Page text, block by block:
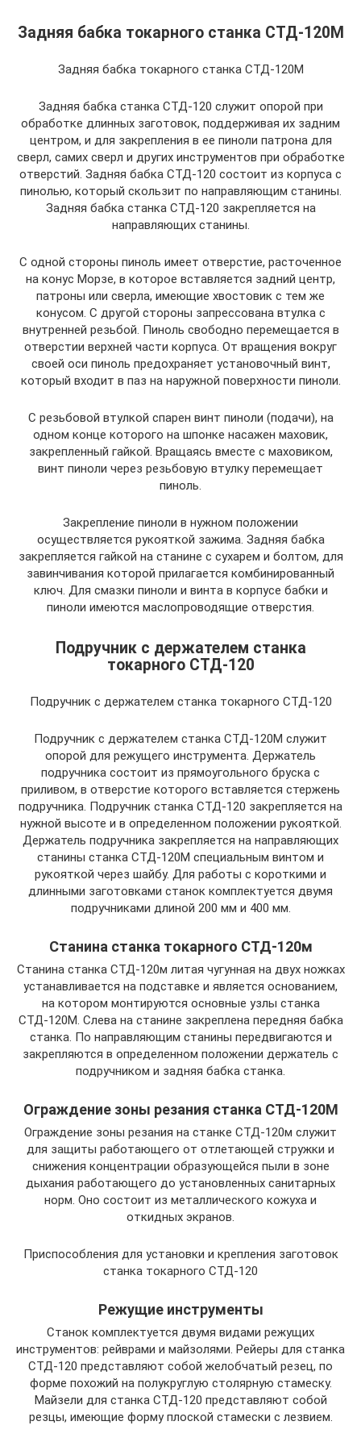
Задняя бабка токарного станка СТД-120М
Задняя бабка токарного станка СТД-120М
Задняя бабка станка СТД-120 служит опорой при
обработке длинных заготовок, поддерживая их задним
центром, и для закрепления в ее пиноли патрона для
сверл, самих сверл и других инструментов при обработке
отверстий. Задняя бабка СТД-120 состоит из корпуса с
пинолью, который скользит по направляющим станины.
Задняя бабка станка СТД-120 закрепляется на
направляющих станины.
С одной стороны пиноль имеет отверстие, расточенное
на конус Морзе, в которое вставляется задний центр,
патроны или сверла, имеющие хвостовик с тем же
конусом. С другой стороны запрессована втулка с
внутренней резьбой. Пиноль свободно перемещается в
отверстии верхней части корпуса. От вращения вокруг
своей оси пиноль предохраняет установочный винт,
который входит в паз на наружной поверхности пиноли.
С резьбовой втулкой спарен винт пиноли (подачи), на
одном конце которого на шпонке насажен маховик,
закрепленный гайкой. Вращаясь вместе с маховиком,
винт пиноли через резьбовую втулку перемещает
пиноль.
Закрепление пиноли в нужном положении
осуществляется рукояткой зажима. Задняя бабка
закрепляется гайкой на станине с сухарем и болтом, для
завинчивания которой прилагается комбинированный
ключ. Для смазки пиноли и винта в корпусе бабки и
пиноли имеются маслопроводящие отверстия.
Подручник с держателем станка
токарного СТД-120
Подручник с держателем станка токарного СТД-120
Подручник с держателем станка СТД-120М служит
опорой для режущего инструмента. Держатель
подручника состоит из прямоугольного бруска с
приливом, в отверстие которого вставляется стержень
подручника. Подручник станка СТД-120 закрепляется на
нужной высоте и в определенном положении рукояткой.
Держатель подручника закрепляется на направляющих
станины станка СТД-120М специальным винтом и
рукояткой через шайбу. Для работы с короткими и
длинными заготовками станок комплектуется двумя
подручниками длиной 200 мм и 400 мм.
Станина станка токарного СТД-120м
Станина станка СТД-120м литая чугунная на двух ножках
устанавливается на подставке и является основанием,
на котором монтируются основные узлы станка
СТД-120М. Слева на станине закреплена передняя бабка
станка. По направляющим станины передвигаются и
закрепляются в определенном положении держатель с
подручником и задняя бабка станка.
Ограждение зоны резания станка СТД-120М
Ограждение зоны резания на станке СТД-120м служит
для защиты работающего от отлетающей стружки и
снижения концентрации образующейся пыли в зоне
дыхания работающего до установленных санитарных
норм. Оно состоит из металлического кожуха и
откидных экранов.
Приспособления для установки и крепления заготовок
станка токарного СТД-120
Режущие инструменты
Станок комплектуется двумя видами режущих
инструментов: рейврами и майзолями. Рейеры для станка
СТД-120 представляют собой желобчатый резец, по
форме похожий на полукруглую столярную стамеску.
Майзели для станка СТД-120 представляют собой
резцы, имеющие форму плоской стамески с лезвием.